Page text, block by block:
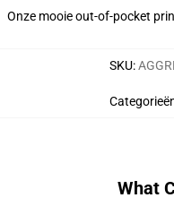
Onze mooie out-of-pocket
SKU:
What